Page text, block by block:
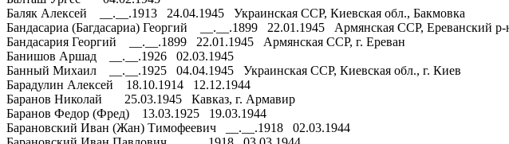
Баляк Алексей __.__.1913 24.04.1945 Украинская ССР, Киевская обл., Бакмовка
Бандасариа (Багдасариа) Георгий __.__.1899 22.01.1945 Армянская ССР, Ереванский р-
Бандасария Георгий __.__.1899 22.01.1945 Армянская ССР, г. Ереван
Банишов Аршад __.__.1926 02.03.1945
Банный Михаил __.__.1925 04.04.1945 Украинская ССР, Киевская обл., г. Киев
Барадулин Алексей 18.10.1914 12.12.1944
Баранов Николай 25.03.1945 Кавказ, г. Армавир
Баранов Федор (Фред) 13.03.1925 19.03.1944
Барановский Иван (Жан) Тимофеевич __.__.1918 02.03.1944